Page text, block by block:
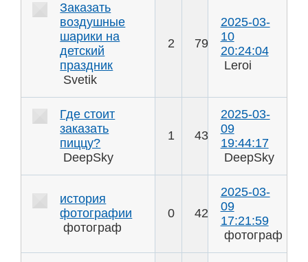
Заказать
воздушные
шарики на
детский
праздник
Svetik
2 79
2025-03-
10
20:24:04
Leroi
Где стоит
заказать
пиццу?
DeepSky
1 43
2025-03-
09
19:44:17
DeepSky
история
фотографии
фотограф
0 42
2025-03-
09
17:21:59
фотограф